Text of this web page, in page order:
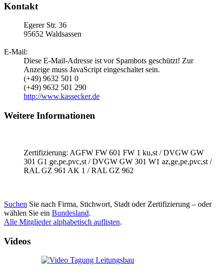
Kontakt
Egerer Str. 36
95652 Waldsassen
E-Mail:
Diese E-Mail-Adresse ist vor Spambots geschützt! Zur
Anzeige muss JavaScript eingeschaltet sein.
(+49) 9632 501 0
(+49) 9632 501 290
http://www.kassecker.de
Weitere Informationen
Zertifizierung: AGFW FW 601 FW 1 ku,st / DVGW GW
301 G1 ge,pe,pvc,st / DVGW GW 301 W1 az,ge,pe,pvc,st /
RAL GZ 961 AK 1 / RAL GZ 962
Suchen Sie nach Firma, Stichwort, Stadt oder Zertifizierung – oder
wählen Sie ein Bundesland.
Alle Mitglieder alphabetisch auflisten.
Videos